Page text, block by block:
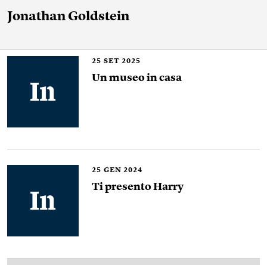
Jonathan Goldstein
25 SET 2025
Un museo in casa
25 GEN 2024
Ti presento Harry